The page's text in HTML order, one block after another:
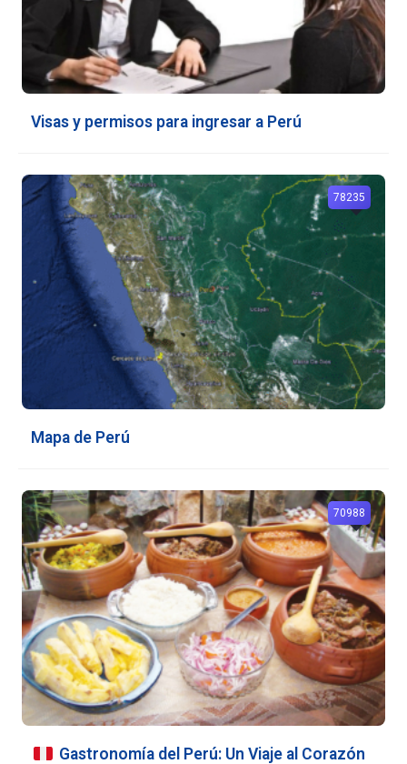
Visas y permisos para ingresar a Perú
Mapa de Perú
78235
Gastronomía del Perú: Un Viaje al Corazón
70988